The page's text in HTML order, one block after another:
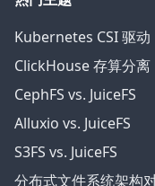
Kubernetes CSI 驱动
ClickHouse 存算分离
CephFS vs. JuiceFS
Alluxio vs. JuiceFS
S3FS vs. JuiceFS
分布式文件系统架构